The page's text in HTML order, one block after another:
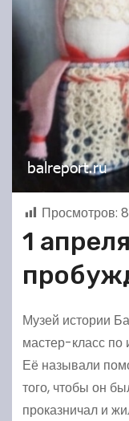
Просмотров:
1
Музей истории
мастер-класс по
Её называли
того, чтобы он
проказничал и